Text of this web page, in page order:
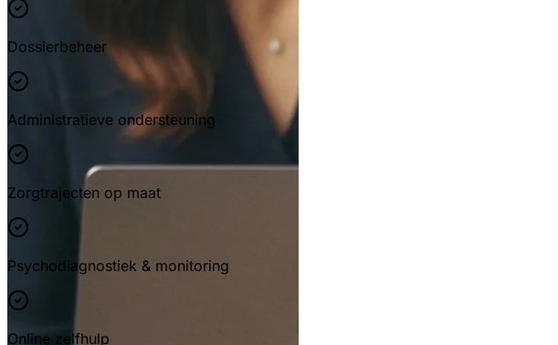
Dossierbeheer
Administratieve ondersteuning
Zorgtrajecten op maat
Psychodiagnostiek & monitoring
Online zelfhulp